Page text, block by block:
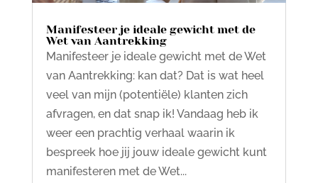
Manifesteer je ideale gewicht met de
Wet van Aantrekking
Manifesteer je ideale gewicht met de Wet
van Aantrekking: kan dat? Dat is wat heel
veel van mijn (potentiële) klanten zich
afvragen, en dat snap ik! Vandaag heb ik
weer een prachtig verhaal waarin ik
bespreek hoe jij jouw ideale gewicht kunt
manifesteren met de Wet...